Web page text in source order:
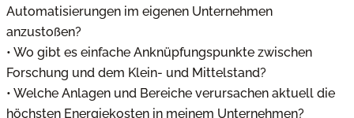
Automatisierungen im eigenen Unternehmen
anzustoßen?
• Wo gibt es einfache Anknüpfungspunkte zwischen
Forschung und dem Klein- und Mittelstand?
• Welche Anlagen und Bereiche verursachen aktuell die
höchsten Energiekosten in meinem Unternehmen?